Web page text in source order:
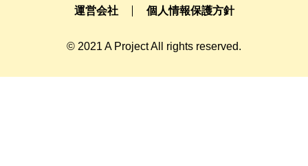
運営会社 個人情報保護方針
© 2021 A Project All rights reserved.